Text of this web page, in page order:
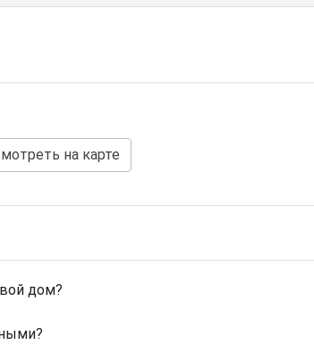
на карте
дом?